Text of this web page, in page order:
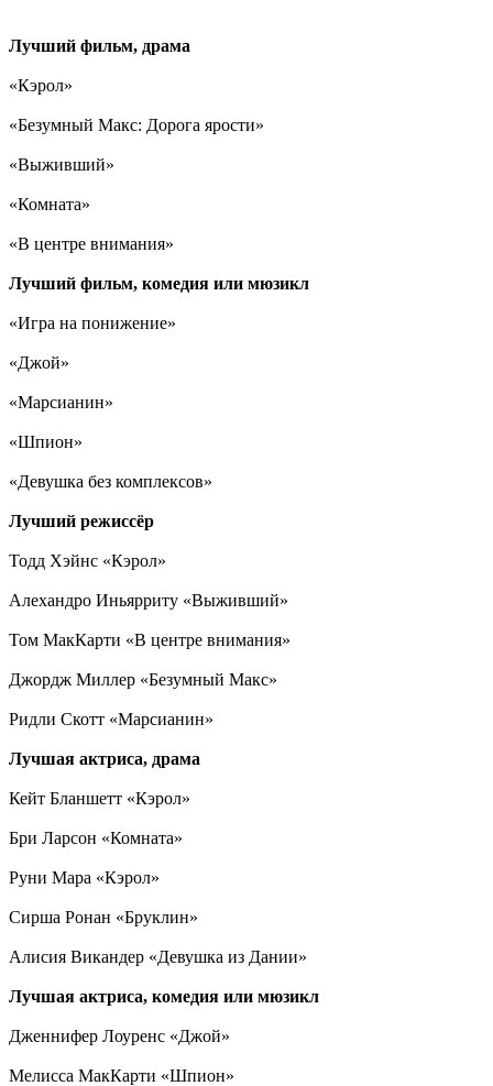
Лучший фильм, драма
«Кэрол»
«Безумный Макс: Дорога ярости»
«Выживший»
«Комната»
«В центре внимания»
Лучший фильм, комедия или мюзикл
«Игра на понижение»
«Джой»
«Марсианин»
«Шпион»
«Девушка без комплексов»
Лучший режиссёр
Тодд Хэйнс «Кэрол»
Алехандро Иньярриту «Выживший»
Том МакКарти «В центре внимания»
Джордж Миллер «Безумный Макс»
Ридли Скотт «Марсианин»
Лучшая актриса, драма
Кейт Бланшетт «Кэрол»
Бри Ларсон «Комната»
Руни Мара «Кэрол»
Сирша Ронан «Бруклин»
Алисия Викандер «Девушка из Дании»
Лучшая актриса, комедия или мюзикл
Дженнифер Лоуренс «Джой»
Мелисса МакКарти «Шпион»